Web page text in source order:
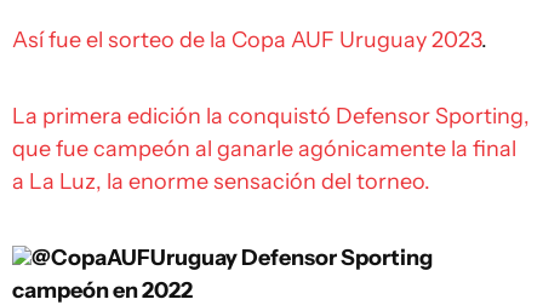
Así fue el sorteo de la Copa AUF Uruguay 2023.
La primera edición la conquistó Defensor Sporting,
que fue campeón al ganarle agónicamente la final
a La Luz, la enorme sensación del torneo.
@CopaAUFUruguayDefensor Sporting
campeón en 2022